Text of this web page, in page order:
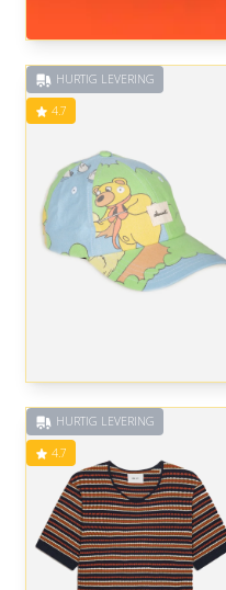
HURTIG LEVERING
4.7
HURTIG LEVERING
4.7